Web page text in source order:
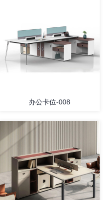
办公卡位-008